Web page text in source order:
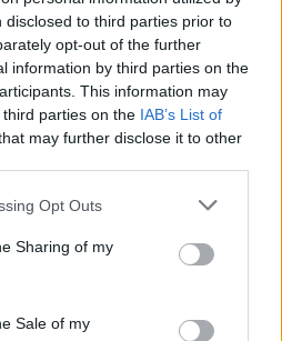
to third parties prior to
opt-out of the further
information by third parties on the
This information may
parties on the IAB’s List of
may further disclose it to other
Opt Outs
Sharing of my
Sale of my
del 2009
pero los paragolpes y el resto un
del R8 a todo ... y no.
del 2009